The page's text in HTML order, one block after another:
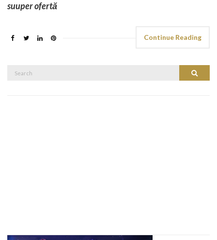
suuper ofertă
Continue Reading
Search